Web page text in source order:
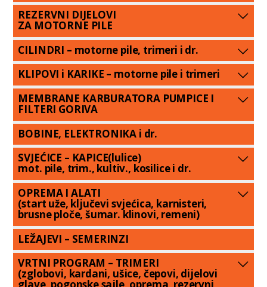
REZERVNI DIJELOVI
ZA MOTORNE PILE
CILINDRI – motorne pile, trimeri i dr.
KLIPOVI i KARIKE – motorne pile i trimeri
MEMBRANE KARBURATORA PUMPICE I
FILTERI GORIVA
BOBINE, ELEKTRONIKA i dr.
SVJEĆICE – KAPICE(lulice)
mot. pile, trim., kultiv., kosilice i dr.
OPREMA I ALATI
(start uže, ključevi svjećica, karnisteri,
brusne ploče, šumar. klinovi, remeni)
LEŽAJEVI – SEMERINZI
VRTNI PROGRAM – TRIMERI
(zglobovi, kardani, ušice, čepovi, dijelovi